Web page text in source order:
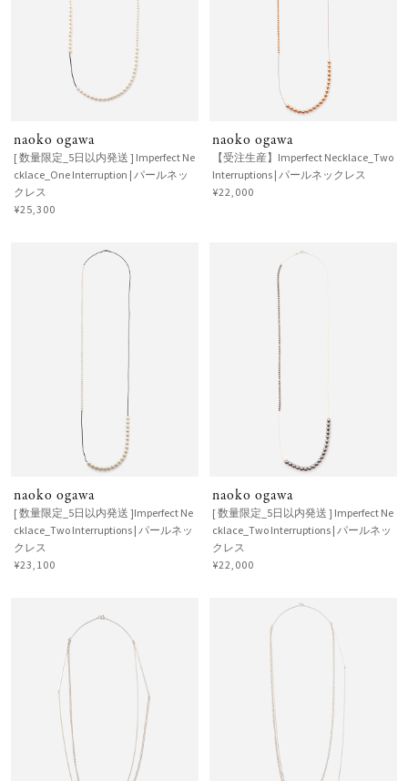
naoko ogawa
[ 数量限定_5日以内発送 ] Imperfect Ne
cklace_One Interruption | パールネッ
クレス
¥25,300
naoko ogawa
【受注生産】Imperfect Necklace_Two
Interruptions | パールネックレス
¥22,000
naoko ogawa
[ 数量限定_5日以内発送 ]Imperfect Ne
cklace_Two Interruptions | パールネッ
クレス
¥23,100
naoko ogawa
[ 数量限定_5日以内発送 ] Imperfect Ne
cklace_Two Interruptions | パールネッ
クレス
¥22,000